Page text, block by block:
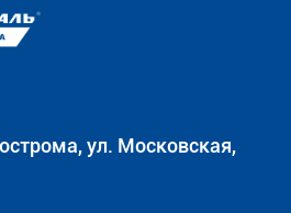
ул. Московская,